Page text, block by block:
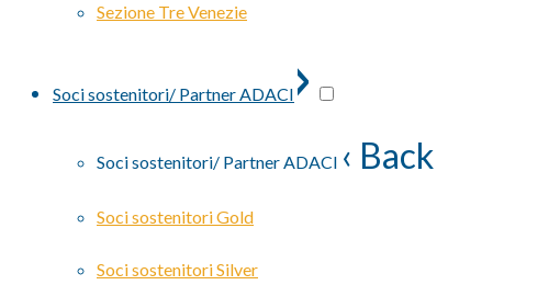
Sezione Tre Venezie
Soci sostenitori/ Partner ADACI ›
Soci sostenitori/ Partner ADACI ‹ Back
Soci sostenitori Gold
Soci sostenitori Silver